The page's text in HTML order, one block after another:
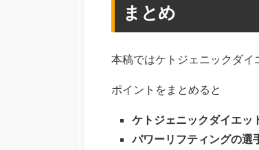
まとめ
本稿ではケトジェニックダイ
ポイントをまとめると
ケトジェニックダイエッ
パワーリフティングの選